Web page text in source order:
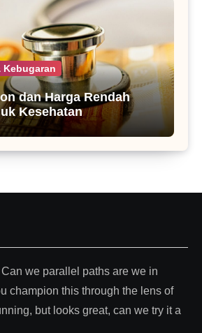
Kebugaran
dan Harga Rendah
Kesehatan
we parallel paths are we in
champion this through the lens of
but looks great, can we try it a